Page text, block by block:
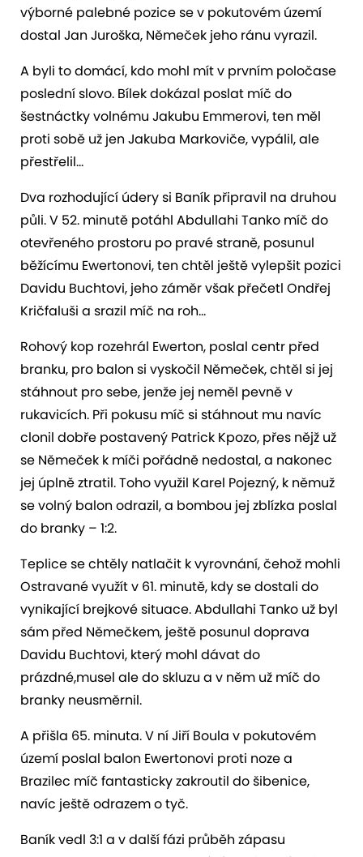
výborné palebné pozice se v pokutovém území
dostal Jan Juroška, Němeček jeho ránu vyrazil.
A byli to domácí, kdo mohl mít v prvním poločase
poslední slovo. Bílek dokázal poslat míč do
šestnáctky volnému Jakubu Emmerovi, ten měl
proti sobě už jen Jakuba Markoviče, vypálil, ale
přestřelil…
Dva rozhodující údery si Baník připravil na druhou
půli. V 52. minutě potáhl Abdullahi Tanko míč do
otevřeného prostoru po pravé straně, posunul
běžícímu Ewertonovi, ten chtěl ještě vylepšit pozici
Davidu Buchtovi, jeho záměr však přečetl Ondřej
Kričfaluši a srazil míč na roh…
Rohový kop rozehrál Ewerton, poslal centr před
branku, pro balon si vyskočil Němeček, chtěl si jej
stáhnout pro sebe, jenže jej neměl pevně v
rukavicích. Při pokusu míč si stáhnout mu navíc
clonil dobře postavený Patrick Kpozo, přes nějž už
se Němeček k míči pořádně nedostal, a nakonec
jej úplně ztratil. Toho využil Karel Pojezný, k němuž
se volný balon odrazil, a bombou jej zblízka poslal
do branky – 1:2.
Teplice se chtěly natlačit k vyrovnání, čehož mohli
Ostravané využít v 61. minutě, kdy se dostali do
vynikající brejkové situace. Abdullahi Tanko už byl
sám před Němečkem, ještě posunul doprava
Davidu Buchtovi, který mohl dávat do
prázdné,musel ale do skluzu a v něm už míč do
branky neusměrnil.
A přišla 65. minuta. V ní Jiří Boula v pokutovém
území poslal balon Ewertonovi proti noze a
Brazilec míč fantasticky zakroutil do šibenice,
navíc ještě odrazem o tyč.
Baník vedl 3:1 a v další fázi průběh zápasu